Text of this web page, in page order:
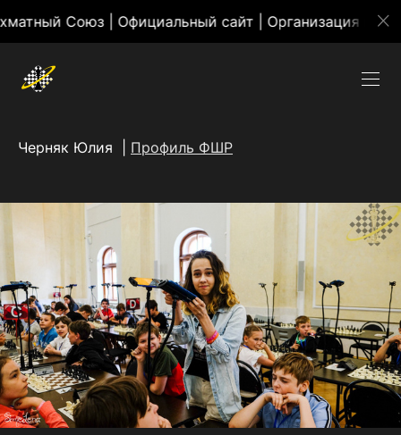
| Официальный сайт | Организация массовых
Черняк Юлия | Профиль ФШР